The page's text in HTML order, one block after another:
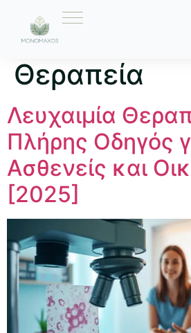
Ετικέτα:
Θεραπεία
Λευχαιμία
Πλήρης Οδηγός
Ασθενείς και
[2025]